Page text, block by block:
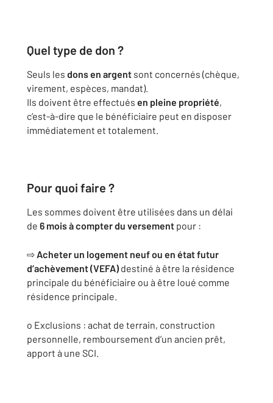
Quel type de don ?
Seuls les dons en argent sont concernés (chèque,
virement, espèces, mandat).
Ils doivent être effectués en pleine propriété,
c’est-à-dire que le bénéficiaire peut en disposer
immédiatement et totalement.
Pour quoi faire ?
Les sommes doivent être utilisées dans un délai
de 6 mois à compter du versement pour :
⇨ Acheter un logement neuf ou en état futur
d’achèvement (VEFA) destiné à être la résidence
principale du bénéficiaire ou à être loué comme
résidence principale.
o Exclusions : achat de terrain, construction
personnelle, remboursement d’un ancien prêt,
apport à une SCI.